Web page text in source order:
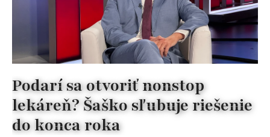
Podarí sa otvoriť nonstop
lekáreň? Šaško sľubuje riešenie
do konca roka